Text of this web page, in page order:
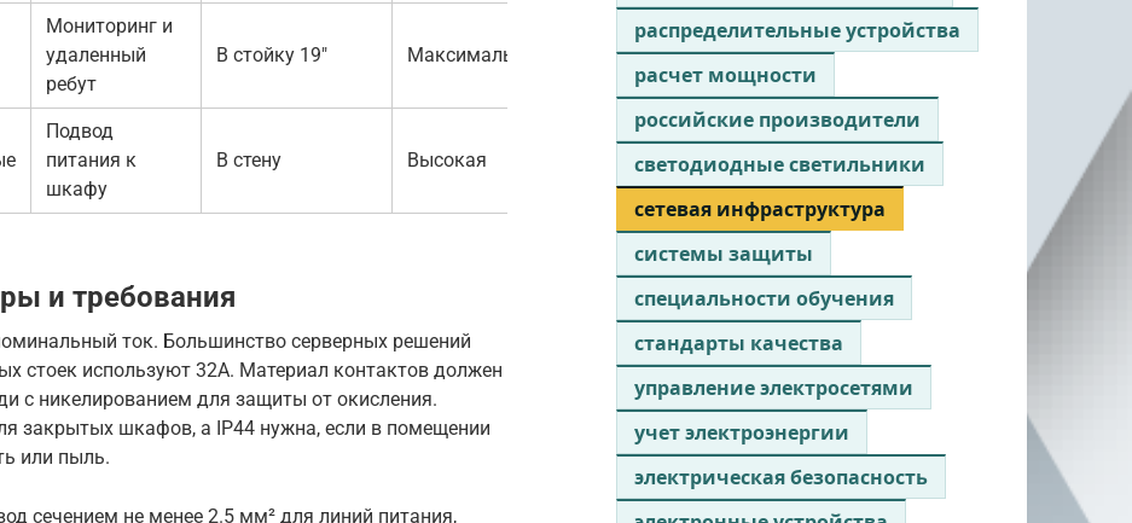
Мониторинг и
удаленный
ребут
В стойку 19″ Максимальная
Подвод
питания к
шкафу
В стену Высокая
и требования
ток. Большинство серверных решений
стоек используют 32А. Материал контактов должен
с никелированием для защиты от окисления.
закрытых шкафов, а IP44 нужна, если в помещении
или пыль.
сечением не менее 2.5 мм² для линий питания,
распределительные устройства
расчет мощности
российские производители
светодиодные светильники
сетевая инфраструктура
системы защиты
специальности обучения
стандарты качества
управление электросетями
учет электроэнергии
электрическая безопасность